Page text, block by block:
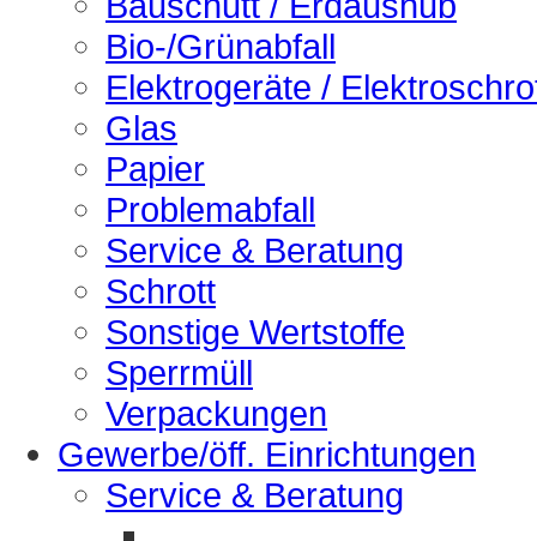
Bio-/Grünabfall
Elektrogeräte /
Glas
Papier
Problemabfall
Service & Beratung
Schrott
Sonstige Wertstoffe
Sperrmüll
Verpackungen
Gewerbe/öff. Einrichtungen
Service & Beratung